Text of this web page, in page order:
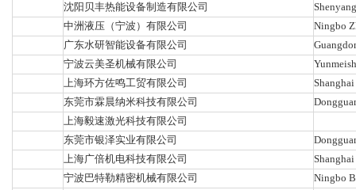
沈阳贝丰热能设备制造有限公司
中洲液压（宁波）有限公司
Ningbo
广东水研智能设备有限公司
宁波云美圣机械有限公司
上海环方佐鸣工贸有限公司
东莞市霖晨纳米科技有限公司
上海毅速激光科技有限公司
东莞市银泽实业有限公司
上海广倍机电科技有限公司
宁波巴特勒精密机械有限公司
Ningbo